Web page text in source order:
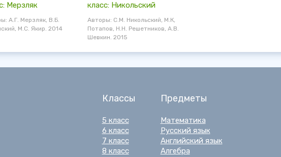
Мерзляк
А.Г. Мерзляк, В.Б.
М.С. Якир. 2014
класс: Никольский
Авторы: С.М. Никольский, М.К,
Потапов, Н.Н. Решетников, А.В.
Шевкин. 2015
Классы
5 класс
6 класс
7 класс
8 класс
Предметы
Математика
Русский язык
Английский язык
Алгебра